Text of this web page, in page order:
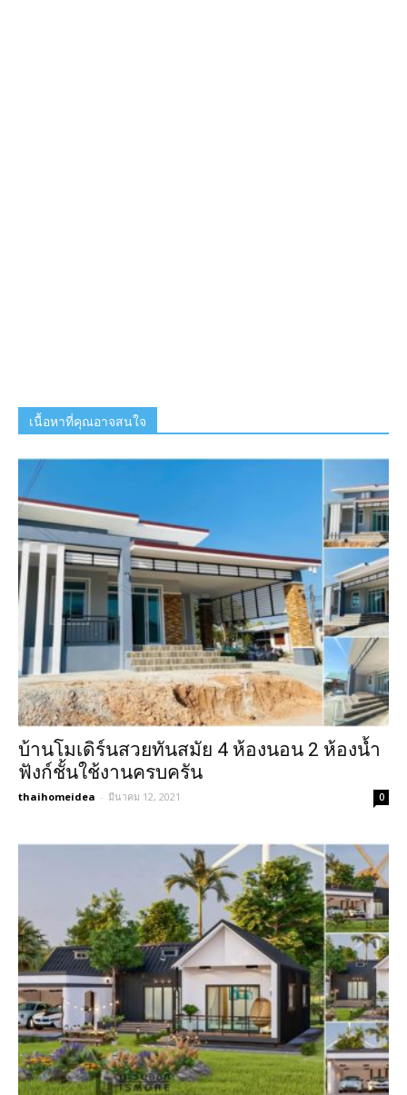
เนื้อหาที่คุณอาจสนใจ
บ้านโมเดิร์นสวยทันสมัย 4 ห้องนอน 2 ห้องน้ำ
ฟังก์ชั้นใช้งานครบครัน
thaihomeidea - มีนาคม 12, 2021 0